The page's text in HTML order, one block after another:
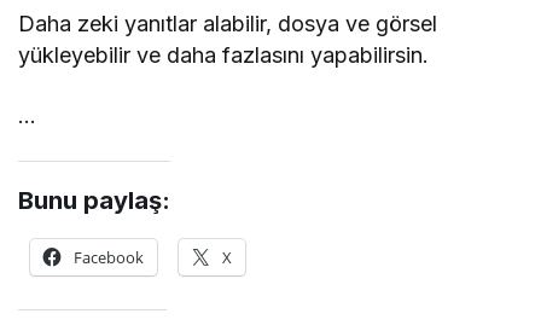
Daha zeki yanıtlar alabilir, dosya ve görsel
yükleyebilir ve daha fazlasını yapabilirsin.
…
Bunu paylaş:
Facebook X